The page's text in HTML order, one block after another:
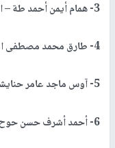
3- همام أيمن أحمد طة – الخليل – 4 أشهر
4- طارق محمد مصطفى اعرج – عنبتا – 6 أشهر
5- آوس ماجد عامر حنايشه – قباطية – 6 أشهر
6- أحمد أشرف حسن حوح – زواتا – 6 أشهر